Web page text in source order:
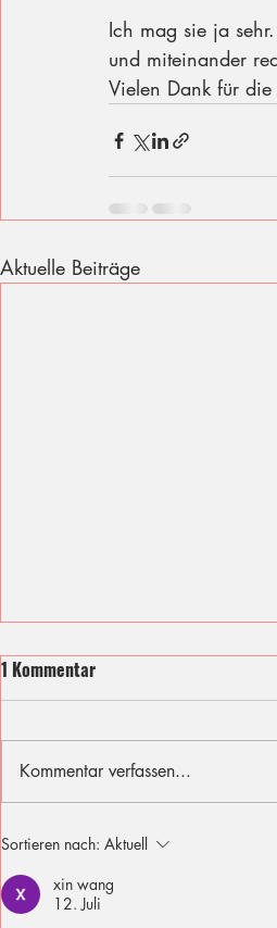
Ich mag sie ja
und miteinander
Vielen Dank für
Aktuelle Beiträge
Ich fühle mit den Opfern des
1 Kommentar
Kommentar verfassen...
Sortieren nach: Aktuell
xin wang
12. Juli